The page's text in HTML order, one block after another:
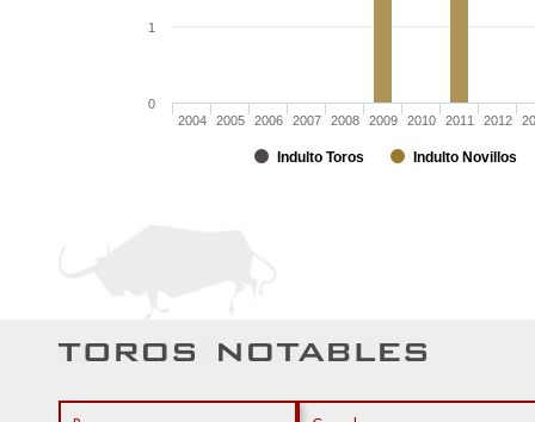
Indulto Toros Indulto Novillos
2004 2005 2006 2007 2008 2009 2010 2011 2012
0
1